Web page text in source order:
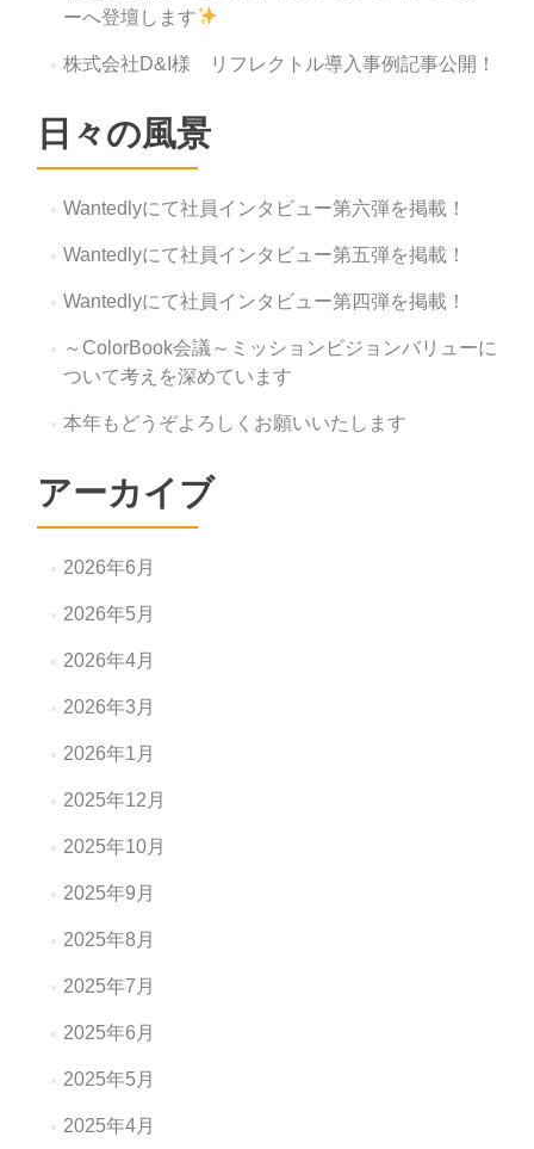
ーへ登壇します
株式会社D&I様 リフレクトル導入事例記事公開！
日々の風景
Wantedlyにて社員インタビュー第六弾を掲載！
Wantedlyにて社員インタビュー第五弾を掲載！
Wantedlyにて社員インタビュー第四弾を掲載！
～ColorBook会議～ミッションビジョンバリューに
ついて考えを深めています
本年もどうぞよろしくお願いいたします
アーカイブ
2026年6月
2026年5月
2026年4月
2026年3月
2026年1月
2025年12月
2025年10月
2025年9月
2025年8月
2025年7月
2025年6月
2025年5月
2025年4月